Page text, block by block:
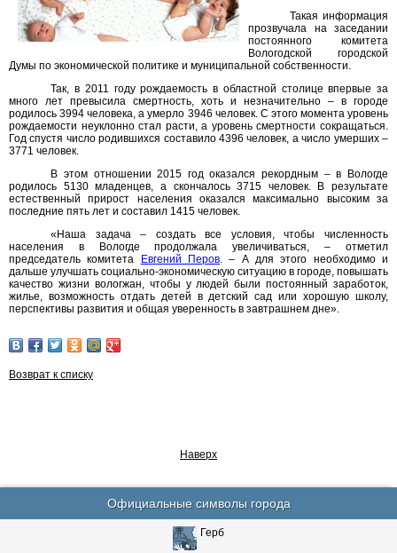
Такая информация
прозвучала на заседании
постоянного комитета
Вологодской городской
Думы по экономической политике и муниципальной собственности.
Так, в 2011 году рождаемость в областной столице впервые за
много лет превысила смертность, хоть и незначительно – в городе
родилось 3994 человека, а умерло 3946 человек. С этого момента уровень
рождаемости неуклонно стал расти, а уровень смертности сокращаться.
Год спустя число родившихся составило 4396 человек, а число умерших –
3771 человек.
В этом отношении 2015 год оказался рекордным – в Вологде
родилось 5130 младенцев, а скончалось 3715 человек. В результате
естественный прирост населения оказался максимально высоким за
последние пять лет и составил 1415 человек.
«Наша задача – создать все условия, чтобы численность
населения в Вологде продолжала увеличиваться, – отметил
председатель комитета
Евгений Перов. – А для этого необходимо и
дальше улучшать социально-экономическую ситуацию в городе, повышать
качество жизни вологжан, чтобы у людей были постоянный заработок,
жилье, возможность отдать детей в детский сад или хорошую школу,
перспективы развития и общая уверенность в завтрашнем дне».
Возврат к списку
Наверх
Официальные символы города
Герб